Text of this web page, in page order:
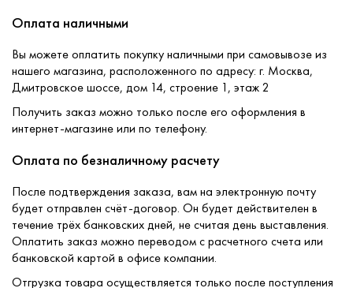
Контакты
Оплата наличными
Вы можете оплатить покупку наличными при самовывозе из
нашего магазина, расположенного по адресу: г. Москва,
Дмитровское шоссе, дом 14, строение 1, этаж 2
Получить заказ можно только после его оформления в
интернет-магазине или по телефону.
Оплата по безналичному расчету
После подтверждения заказа, вам на электронную почту
будет отправлен счёт-договор. Он будет действителен в
течение трёх банковских дней, не считая день выставления.
Оплатить заказ можно переводом с расчетного счета или
банковской картой в офисе компании.
Отгрузка товара осуществляется только после поступления